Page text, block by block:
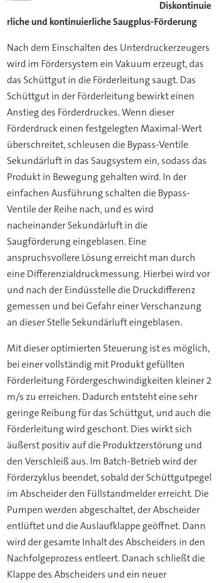
Diskontinuie
rliche und kontinuierliche Saugplus-Förderung
Nach dem Einschalten des Unterdruckerzeugers
wird im Fördersystem ein Vakuum erzeugt, das
das Schüttgut in die Förderleitung saugt. Das
Schüttgut in der Förderleitung bewirkt einen
Anstieg des Förderdruckes. Wenn dieser
Förderdruck einen festgelegten Maximal-Wert
überschreitet, schleusen die Bypass-Ventile
Sekundärluft in das Saugsystem ein, sodass das
Produkt in Bewegung gehalten wird. In der
einfachen Ausführung schalten die Bypass-
Ventile der Reihe nach, und es wird
nacheinander Sekundärluft in die
Saugförderung eingeblasen. Eine
anspruchsvollere Lösung erreicht man durch
eine Differenzialdruckmessung. Hierbei wird vor
und nach der Eindüsstelle die Druckdifferenz
gemessen und bei Gefahr einer Verschanzung
an dieser Stelle Sekundärluft eingeblasen.
Mit dieser optimierten Steuerung ist es möglich,
bei einer vollständig mit Produkt gefüllten
Förderleitung Fördergeschwindigkeiten kleiner 2
m/s zu erreichen. Dadurch entsteht eine sehr
geringe Reibung für das Schüttgut, und auch die
Förderleitung wird geschont. Dies wirkt sich
äußerst positiv auf die Produktzerstörung und
den Verschleiß aus. Im Batch-Betrieb wird der
Förderzyklus beendet, sobald der Schüttgutpegel
im Abscheider den Füllstandmelder erreicht. Die
Pumpen werden abgeschaltet, der Abscheider
entlüftet und die Auslaufklappe geöffnet. Dann
wird der gesamte Inhalt des Abscheiders in den
Nachfolgeprozess entleert. Danach schließt die
Klappe des Abscheiders und ein neuer